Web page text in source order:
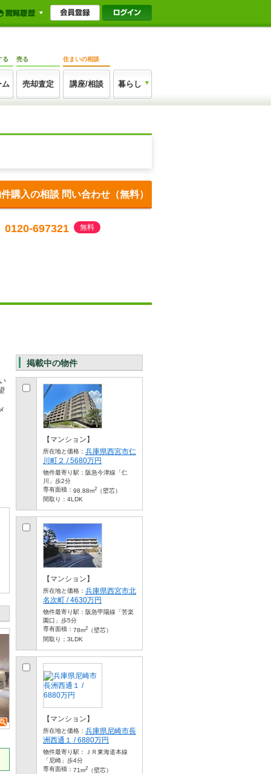
る
ム
売る
売却査定
住まいの相談
講座/相談 暮らし
購入の相談 問い合わせ（無料）
0120-697321 無料
掲載中の物件
【マンション】
所在地と価格： 兵庫県西宮市仁
川町２ / 5680万円
物件最寄り駅： 阪急今津線「仁
川」歩2分
専有面積： 98.88m2 （壁芯）
間取り： 4LDK
【マンション】
所在地と価格： 兵庫県西宮市北
名次町 / 4630万円
物件最寄り駅： 阪急甲陽線「苦楽
園口」歩5分
専有面積： 78m2 （壁芯）
間取り： 3LDK
【マンション】
所在地と価格： 兵庫県尼崎市長
洲西通１ / 6880万円
物件最寄り駅：
ＪＲ東海道本線
「尼崎」歩4分
専有面積： 71m2 （壁芯）